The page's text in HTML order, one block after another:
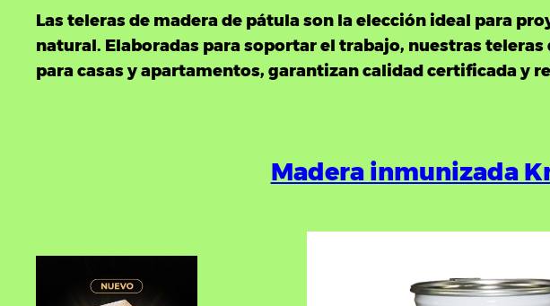
Las teleras de maderade pátula son la elección ideal para
natural. Elaboradas para soportar el trabajo, nuestras
para casas y apartamentos, garantizan calidad certificada
Madera inmunizada